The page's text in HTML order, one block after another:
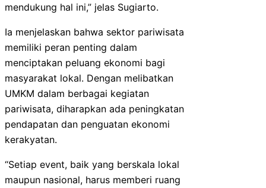
mendukung hal ini,” jelas Sugiarto.
Ia menjelaskan bahwa sektor pariwisata
memiliki peran penting dalam
menciptakan peluang ekonomi bagi
masyarakat lokal. Dengan melibatkan
UMKM dalam berbagai kegiatan
pariwisata, diharapkan ada peningkatan
pendapatan dan penguatan ekonomi
kerakyatan.
“Setiap event, baik yang berskala lokal
maupun nasional, harus memberi ruang